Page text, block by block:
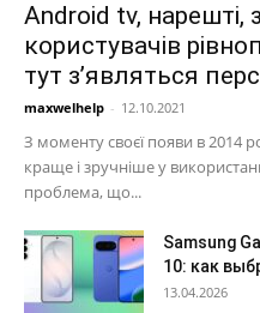
Android tv, нарешті,
користувачів
тут з’являться
maxwelhelp - 12.10.2021
З моменту своєї появи в 2014
краще і зручніше у
проблема, що...
Samsung
10: как
13.04.2026